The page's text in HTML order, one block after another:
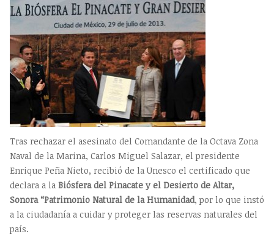
Tras rechazar el asesinato del Comandante de la Octava Zona
Naval de la Marina, Carlos Miguel Salazar, el presidente
Enrique Peña Nieto, recibió de la Unesco el certificado que
declara a la Biósfera del Pinacate y el Desierto de Altar,
Sonora “Patrimonio Natural de la Humanidad, por lo que instó
a la ciudadanía a cuidar y proteger las reservas naturales del
país.